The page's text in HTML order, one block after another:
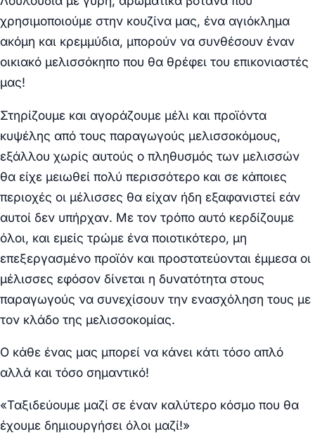
χρησιμοποιούμε στην κουζίνα μας, ένα αγιόκλημα
ακόμη και κρεμμύδια, μπορούν να συνθέσουν έναν
οικιακό μελισσόκηπο που θα θρέφει του επικονιαστές
μας!
Στηρίζουμε και αγοράζουμε μέλι και προϊόντα
κυψέλης από τους παραγωγούς μελισσοκόμους,
εξάλλου χωρίς αυτούς ο πληθυσμός των μελισσών
θα είχε μειωθεί πολύ περισσότερο και σε κάποιες
περιοχές οι μέλισσες θα είχαν ήδη εξαφανιστεί εάν
αυτοί δεν υπήρχαν. Με τον τρόπο αυτό κερδίζουμε
όλοι, και εμείς τρώμε ένα ποιοτικότερο, μη
επεξεργασμένο προϊόν και προστατεύονται έμμεσα οι
μέλισσες εφόσον δίνεται η δυνατότητα στους
παραγωγούς να συνεχίσουν την ενασχόληση τους με
τον κλάδο της μελισσοκομίας.
Ο κάθε ένας μας μπορεί να κάνει κάτι τόσο απλό
αλλά και τόσο σημαντικό!
«Ταξιδεύουμε μαζί σε έναν καλύτερο κόσμο που θα
έχουμε δημιουργήσει όλοι μαζί!»